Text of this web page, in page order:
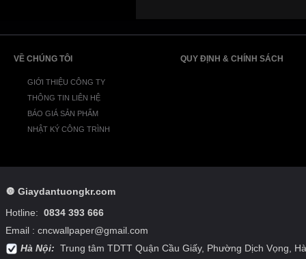
VỀ CHÚNG TÔI
GIỚI THIỆU CÔNG TY
THÔNG TIN LIÊN HỆ
BÁO GIÁ SẢN PHẨM
NHẬT KÝ CÔNG TRÌNH
QUY ĐỊNH & CHÍNH SÁCH
🔘 Giaydantuongkr.com
Hotline: 0834 393 666
Email : cncwallpaper@gmail.com
Hà Nội: Trung tâm TDTT Quận Cầu Giấy, Phường Dịch Vọng,